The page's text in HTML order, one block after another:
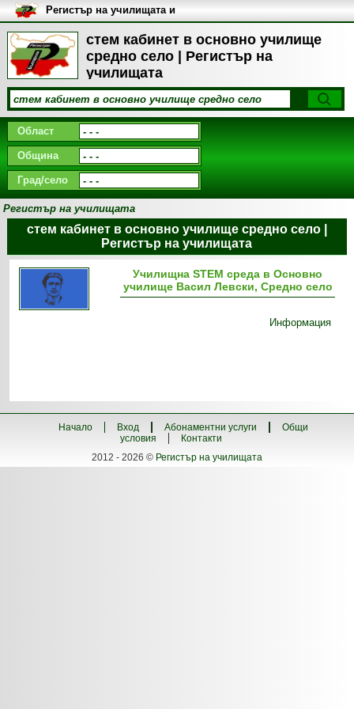
стем кабинет в основно училище
средно село | Регистър на
училищата
Регистър на училищата и
университетите в България
Област
Община
Град/село
Регистър на училищата
стем кабинет в основно училище средно село |
Регистър на училищата
Училищна STEM среда в Основно
училище Васил Левски, Средно село
Информация
Начало Вход Абонаментни услуги
Общи
условия
Контакти
2012 - 2026 © Регистър на училищата